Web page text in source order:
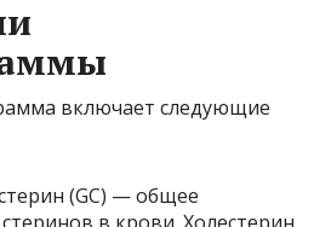
включает следующие
(GC) — общее